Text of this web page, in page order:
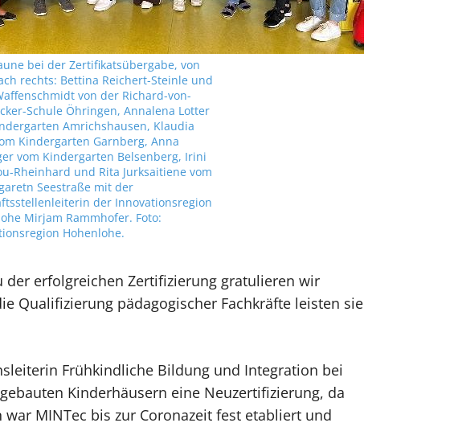
bei der Zertifikatsübergabe, von
rechts: Bettina Reichert-Steinle und
von der Richard-von-
Schule Öhringen, Annalena Lotter
Amrichshausen, Klaudia
Kindergarten Garnberg, Anna
vom Kindergarten Belsenberg, Irini
Rheinhard und Rita Jurksaitiene vom
Seestraße mit der
der Innovationsregion
Mirjam Rammhofer. Foto:
Hohenlohe.
der erfolgreichen Zertifizierung gratulieren wir
Qualifizierung pädagogischer Fachkräfte leisten sie
Frühkindliche Bildung und Integration bei
Kinderhäusern eine Neuzertifizierung, da
MINTec bis zur Coronazeit fest etabliert und